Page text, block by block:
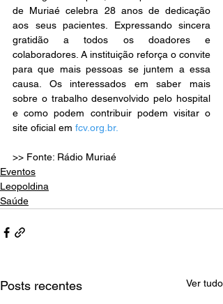
de Muriaé celebra 28 anos de dedicação
aos seus pacientes. Expressando sincera
gratidão a todos os doadores e
colaboradores. A instituição reforça o convite
para que mais pessoas se juntem a essa
causa. Os interessados em saber mais
sobre o trabalho desenvolvido pelo hospital
e como podem contribuir podem visitar o
site oficial em fcv.org.br.
>> Fonte: Rádio Muriaé
Eventos
Leopoldina
Saúde
Posts recentes Ver tudo